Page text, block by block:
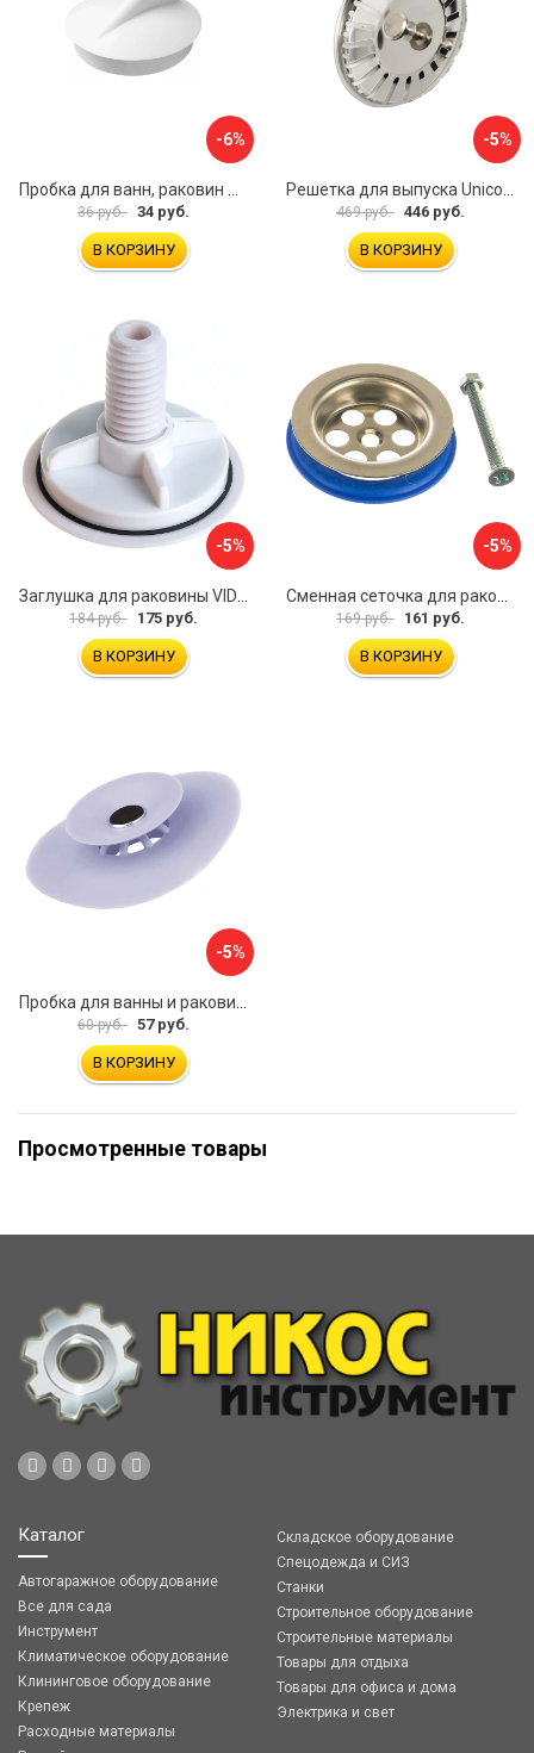
-6%
Пробка для ванн, раковин Профитт 2226391
36 руб. 34 руб.
В КОРЗИНУ
-5%
Решетка для выпуска Unicorn E100
469 руб. 446 руб.
В КОРЗИНУ
-5%
184 руб. 175 руб.
В КОРЗИНУ
-5%
169 руб. 161 руб.
В КОРЗИНУ
-5%
60 руб. 57 руб.
В КОРЗИНУ
Просмотренные товары
Каталог
Автогаражное оборудование
Все для сада
Инструмент
Климатическое оборудование
Клининговое оборудование
Крепеж
Расходные материалы
Складское оборудование
Спецодежда и СИЗ
Станки
Строительное оборудование
Строительные материалы
Товары для отдыха
Товары для офиса и дома
Электрика и свет